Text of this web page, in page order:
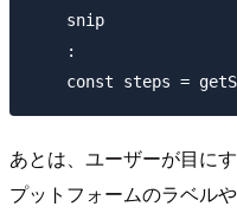
    snip
    :
あとは、ユーザーが目に
プットフォームのラベル